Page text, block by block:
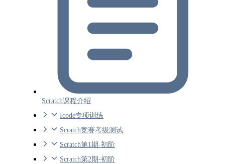
Scratch课程介绍
Icode专项训练
Scratch竞赛考级测试
Scratch第1期-初阶
Scratch第2期-初阶